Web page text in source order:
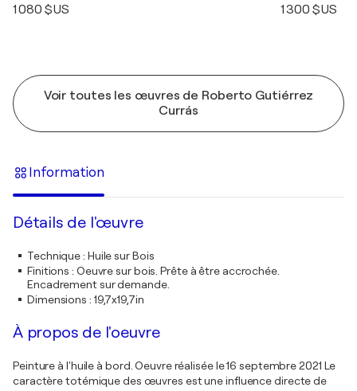
1 080 $US 1 300 $US
Voir toutes les œuvres de Roberto Gutiérrez
Currás
Information
Détails de l'œuvre
Technique: Huile sur Bois
Finitions : Oeuvre sur bois. Prête à être accrochée.
Encadrement sur demande.
Dimensions : 19,7x19,7in
À propos de l'oeuvre
Peinture à l'huile à bord. Oeuvre réalisée le 16 septembre 2021 Le
caractère totémique des œuvres est une influence directe de